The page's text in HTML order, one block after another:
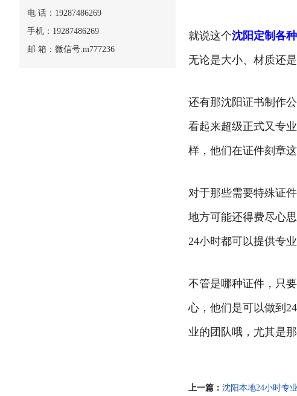
电 话：19287486269
手机：19287486269
邮 箱：微信号:m777236
就说这个沈阳定制各
无论是大小、材质还
还有那沈阳证书制作
看起来超级正式又专
样，他们在证件刻章
对于那些需要特殊证
地方可能还得费尽心
24小时都可以提供专业
不管是哪种证件，只
心，他们是可以做到
业的团队哦，尤其是
上一篇： 沈阳本地24小时专